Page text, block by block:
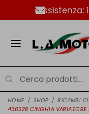
HOME / SHOP / RICAMBI
430329 CINGHIA